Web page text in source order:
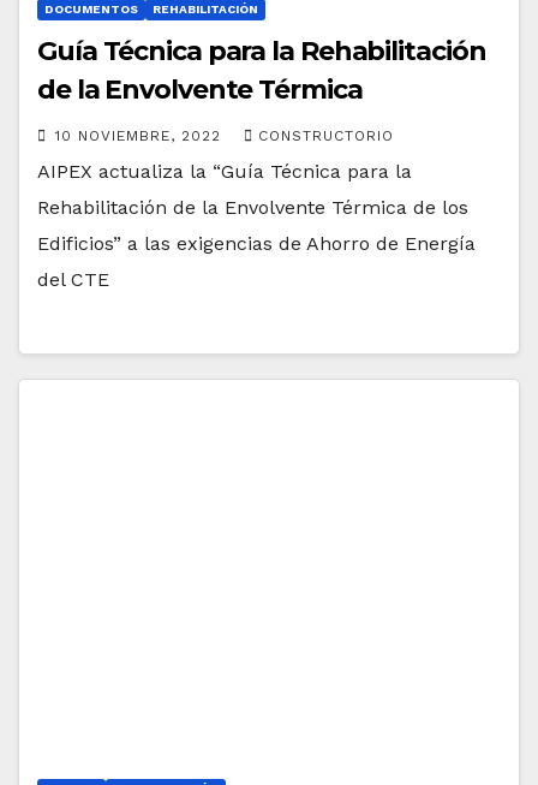
DOCUMENTOS REHABILITACIÓN
Guía Técnica para la Rehabilitación
de la Envolvente Térmica
10 NOVIEMBRE, 2022 CONSTRUCTORIO
AIPEX actualiza la “Guía Técnica para la
Rehabilitación de la Envolvente Térmica de los
Edificios” a las exigencias de Ahorro de Energía
del CTE